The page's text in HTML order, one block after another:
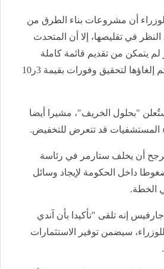
أن مشروعات بناء الطرق من
في تقليصها، إلا أن المتحدث
يتمكن من تقديم قائمة كاملة
بالمشروعات التي سيتم إلغاؤها لتحقيق وفورات بقيمة 3ر10
"بحلول الخريف"، مشيرا أيضا
المستشفيات قد تتعرض للتخفيض.
يرجح أن يخلف ستارمر في رئاسة
ضغوطا داخل الحكومة لإيجاد وسائل
الخطة.
إنه تلقى "تأكيدا بأن آندي
سيضمن توفير الاستثمارات